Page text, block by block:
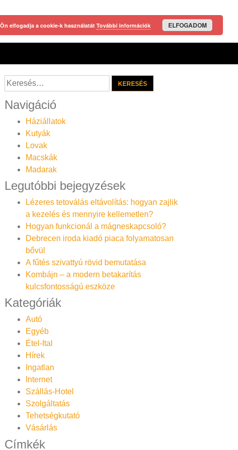
Keresés:
Navigáció
Háziállatok
Kutyák
Lovak
Macskák
Madarak
Legutóbbi bejegyzések
Lézeres tetoválás eltávolítás: hogyan zajlik
a kezelés és mennyire kellemetlen?
Hogyan funkcionál a mágneskapcsoló?
Debrecen iroda kiadó piaca folyamatosan
bővül
A fűtés szivattyú rövid bemutatása
Kombájn – a modern betakarítás
kulcsfontosságú eszköze
Kategóriák
Autó
Egyéb
Étel-Ital
Hírek
Ingatlan
Internet
Szállás-Hotel
Szolgáltatás
Tehetségkutató
Vásárlás
Címkék
elfogadja a cookie-k használatátTovábbi információk ELFOGADOM